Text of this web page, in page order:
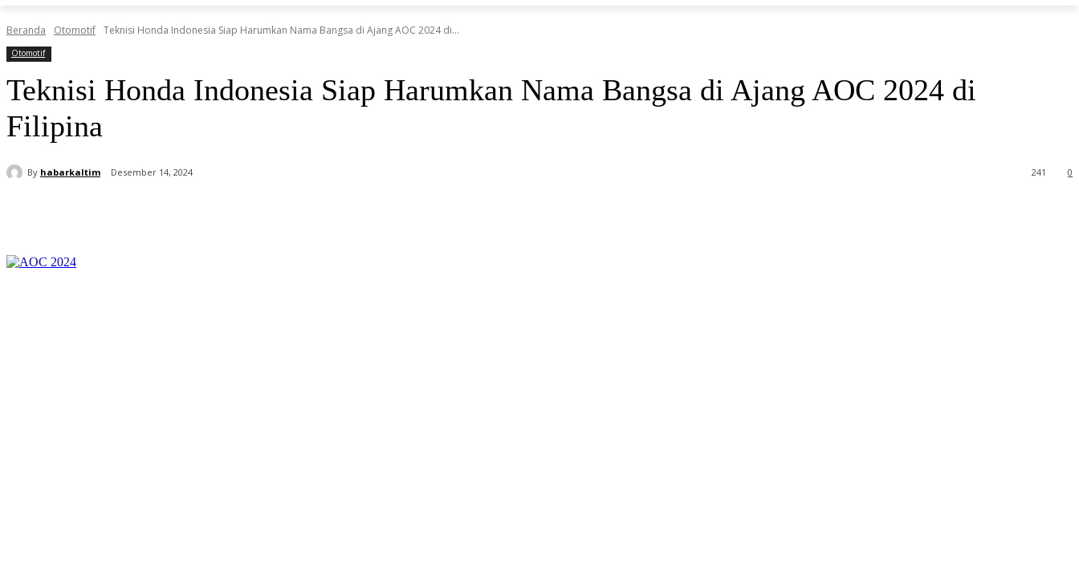
Beranda Otomotif Teknisi Honda Indonesia Siap Harumkan Nama Bangsa di Ajang AOC 2024 di...
Otomotif
Teknisi Honda Indonesia Siap Harumkan Nama Bangsa di Ajang AOC 2024 di
Filipina
By habarkaltim Desember 14, 2024 0
241